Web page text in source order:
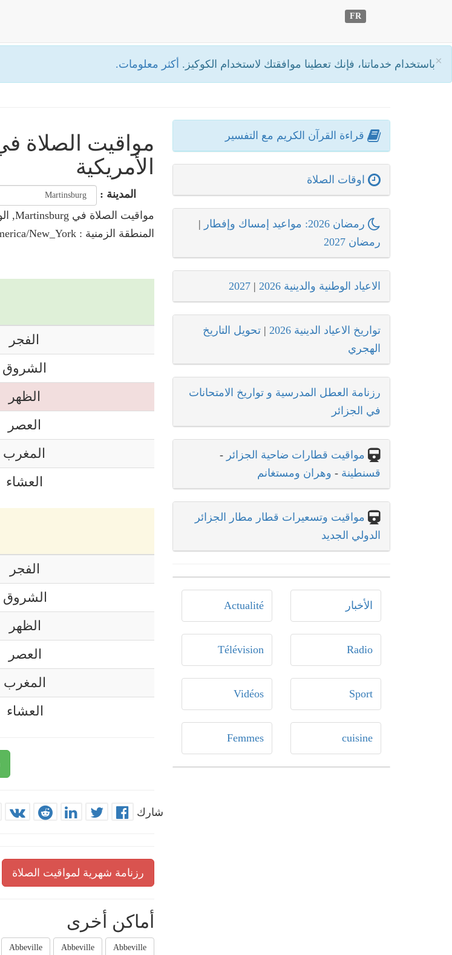
×باستخدام خدماتنا، فإنك تعطينا موافقتك لاستخدام الكوكيز. أكثر معلومات.
FR
الأمريكية
المدينة :
مواقيت الصلاة في Martinsburg, الولايات المتحدة الأمريكية
المنطقة الزمنية : America/New_York.
الفجر
الشروق
الظهر
العصر
المغرب
العشاء
الفجر
الشروق
الظهر
العصر
المغرب
العشاء
شارك
رزنامة شهرية لمواقيت الصلاة
أماكن أخرى
Abbeville
Abbeville
Abbeville
قراءة القرآن الكريم مع التفسير
اوقات الصلاة
رمضان 2026: مواعيد إمساك وإفطار
|
رمضان 2027
الاعياد الوطنية والدينية 2026 |
2027
تواريخ الاعياد الدينية 2026 | تحويل التاريخ
الهجري
رزنامة العطل المدرسية و تواريخ الامتحانات
في الجزائر
مواقيت قطارات ضاحية الجزائر -
قسنطينة - وهران ومستغانم
مواقيت وتسعيرات قطار مطار الجزائر
الدولي الجديد
Actualité الأخبار
Télévision Radio
Vidéos Sport
Femmes cuisine